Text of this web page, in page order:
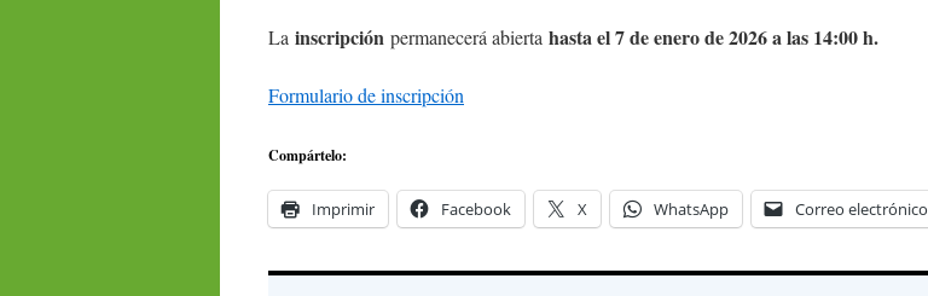
La inscripción permanecerá abierta hasta el 7 de enero de 2026 a las 14:00 h.
Formulario de inscripción
Compártelo:
Imprimir Facebook X WhatsApp Correo electrónico